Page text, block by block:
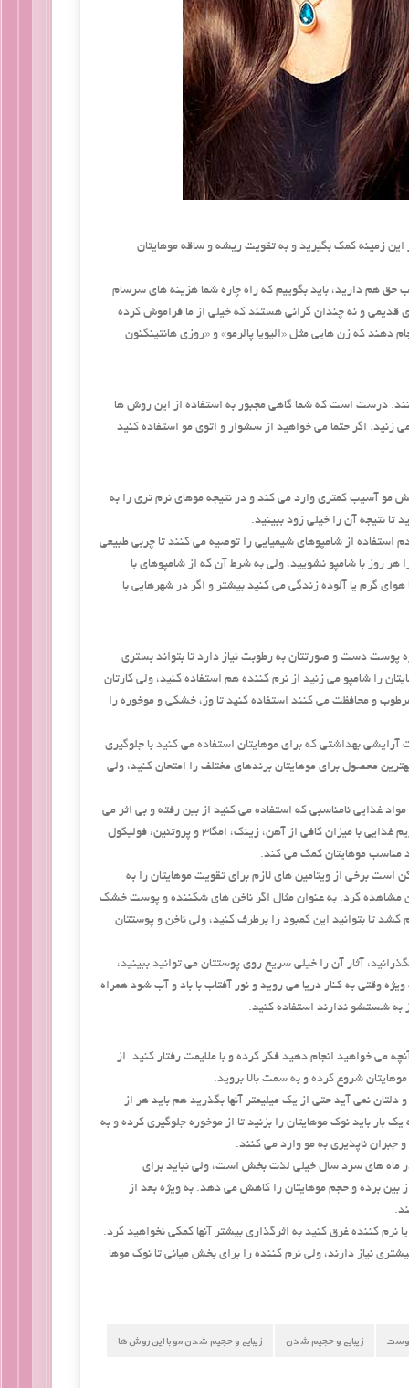
زمینه کمک بگیرید و به تقویت ریشه و ساقه موهایتان
حق هم دارید، باید بگوییم که راه چاره شما هزینه های سرسام
و نه چندان گرانی هستند که خیلی از ما فراموش کرده
دهند که زن هایی مثل «الیویا پالرمو» و «روزی هانتینگنون
درست است که شما گاهی مجبور به استفاده از این روش ها
زنید. اگر حتما می خواهید از سشوار و اتوی مو استفاده کنید
مو آسیب کمتری وارد می کند و در نتیجه موهای نرم تری را به
نتیجه آن را خیلی زود ببینید.
استفاده از شامپوهای شیمیایی را توصیه می کنند تا چربی طبیعی
روز با شامپو نشویید، ولی به شرط آن که از شامپوهای با
گرم یا آلوده زندگی می کنید بیشتر و اگر در شهرهایی با
پوست دست و صورتتان به رطوبت نیاز دارد تا بتواند بستری
را شامپو می زنید از نرم کننده هم استفاده کنید، ولی کارتان
و محافظت می کنند استفاده کنید تا وز، خشکی و موخوره را
بهداشتی که برای موهایتان استفاده می کنید با جلوگیری
محصول برای موهایتان برندهای مختلف را امتحان کنید، ولی
غذایی نامناسبی که استفاده می کنید از بین رفته و بی اثر می
شود. غذایی که مصرف می کنید نقشی کلیدی در درخشندگی، رشد و حجم موهایتان دارد. یک رژیم غذایی با میزان کافی از آهن، زینک، امگا3 و پروتئین، فولیکول
مناسب موهایتان کمک می کند.
است برخی از ویتامین های لازم برای تقویت موهایتان را به
مشاهده کرد. به عنوان مثال اگر ناخن های شکننده و پوست خشک
کشد تا بتوانید این کمبود را برطرف کنید، ولی ناخن و پوستتان
آثار آن را خیلی سریع روی پوستتان می توانید ببینید،
وقتی به کنار دریا می روید و نور آفتاب با باد و آب شود همراه
به شستشو ندارند استفاده کنید.
می خواهید انجام دهید فکر کرده و با ملایمت رفتار کنید. از
شروع کرده و به سمت بالا بروید.
دلتان نمی آید حتی از یک میلیمتر آنها بگذرید هم باید هر از
موهایتان را کوتاه کنید تا به رشد همراه با سلامتی آنها کمک کنید. شما هر 6 تا 8 هفته یک بار باید نوک موهایتان را بزنید تا از موخوره جلوگیری کرده و به
جبران ناپذیری به مو وارد می کنند.
ماه های سرد سال خیلی لذت بخش است، ولی نباید برای
برده و حجم موهایتان را کاهش می دهد. به ویژه بعد از
نرم کننده غرق کنید به اثرگذاری بیشتر آنها کمکی نخواهید کرد.
نیاز دارند، ولی نرم کننده را برای بخش میانی تا نوک موها
پوست زیبایی و حجیم شدن زیبایی و حجیم شدن مو با این روش ها